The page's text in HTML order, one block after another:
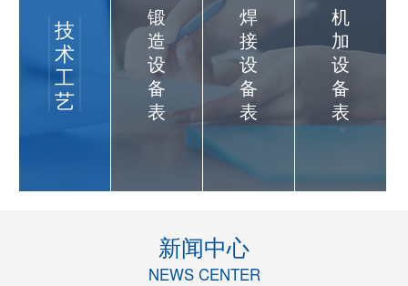
技
术
工
艺
锻
造
设
备
表
焊
接
设
备
表
机
加
设
备
表
新闻中心
NEWS CENTER